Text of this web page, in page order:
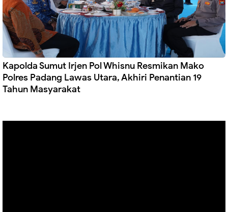
Kapolda Sumut Irjen Pol Whisnu Resmikan Mako
Polres Padang Lawas Utara, Akhiri Penantian 19
Tahun Masyarakat